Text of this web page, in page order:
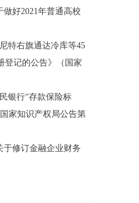
好2021年普通高校
特右旗通达冷库等45
登记的公告》（国家
银行“存款保险标
家知识产权局公告第
于修订金融企业财务